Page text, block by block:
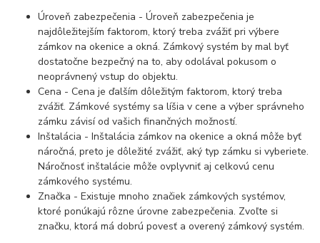
Úroveň zabezpečenia - Úroveň zabezpečenia je
najdôležitejším faktorom, ktorý treba zvážiť pri výbere
zámkov na okenice a okná. Zámkový systém by mal byť
dostatočne bezpečný na to, aby odolával pokusom o
neoprávnený vstup do objektu.
Cena - Cena je ďalším dôležitým faktorom, ktorý treba
zvážiť. Zámkové systémy sa líšia v cene a výber správneho
zámku závisí od vašich finančných možností.
Inštalácia - Inštalácia zámkov na okenice a okná môže byť
náročná, preto je dôležité zvážiť, aký typ zámku si vyberiete.
Náročnosť inštalácie môže ovplyvniť aj celkovú cenu
zámkového systému.
Značka - Existuje mnoho značiek zámkových systémov,
ktoré ponúkajú rôzne úrovne zabezpečenia. Zvoľte si
značku, ktorá má dobrú povesť a overený zámkový systém.